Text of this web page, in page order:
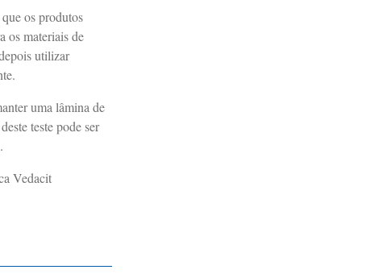
os produtos
os materiais de
utilizar
uma lâmina de
teste pode ser
Vedacit